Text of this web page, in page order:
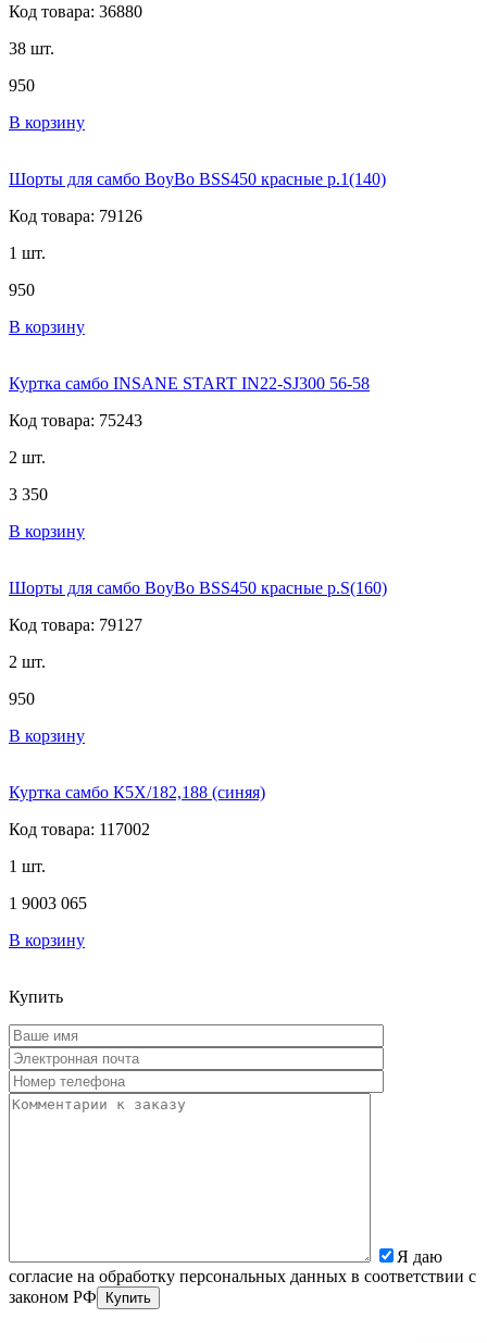
Код товара: 36880
38 шт.
950
В корзину
Шорты для самбо BoyBo BSS450 красные р.1(140)
Код товара: 79126
1 шт.
950
В корзину
Куртка самбо INSANE START IN22-SJ300 56-58
Код товара: 75243
2 шт.
3 350
В корзину
Шорты для самбо BoyBo BSS450 красные р.S(160)
Код товара: 79127
2 шт.
950
В корзину
Куртка самбо К5Х/182,188 (синяя)
Код товара: 117002
1 шт.
1 9003 065
В корзину
Купить
Я даю
согласие на обработку персональных данных в соответствии с
законом РФ